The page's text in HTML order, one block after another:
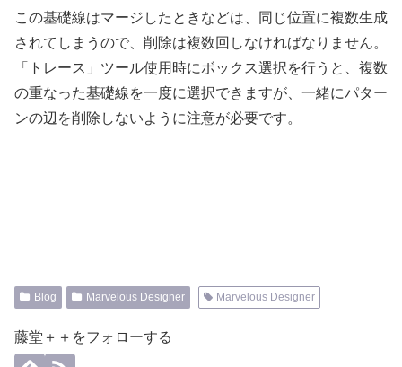
この基礎線はマージしたときなどは、同じ位置に複数生成
されてしまうので、削除は複数回しなければなりません。
「トレース」ツール使用時にボックス選択を行うと、複数
の重なった基礎線を一度に選択できますが、一緒にパター
ンの辺を削除しないように注意が必要です。
Blog Marvelous Designer Marvelous Designer
藤堂＋＋をフォローする